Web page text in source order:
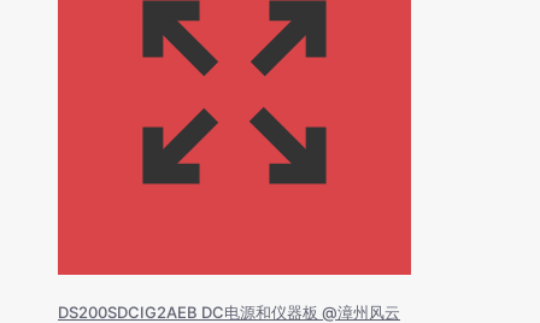
DS200SDCIG2AEB DC电源和仪器板 @漳州风云